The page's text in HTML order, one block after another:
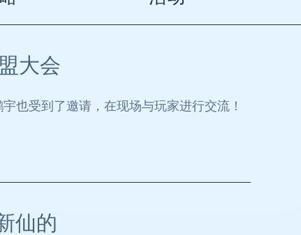
大会
也受到了邀请，在现场与玩家进行交流！
仙的